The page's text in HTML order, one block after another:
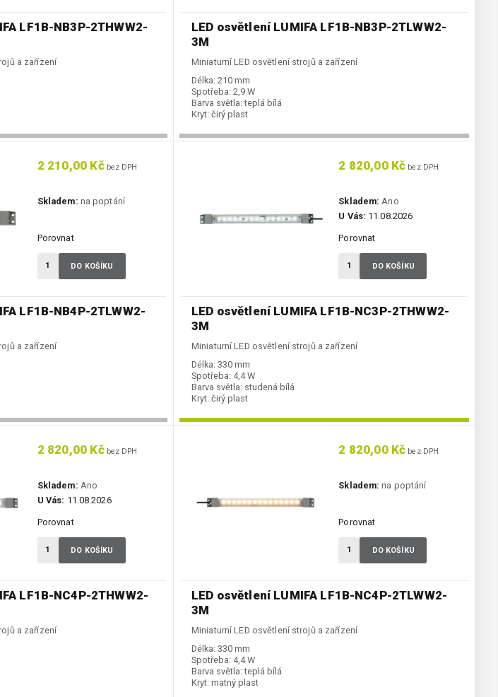
LF1B-NB3P-2THWW2-
a zařízení
LED osvětlení LUMIFA LF1B-NB3P-2TLWW2-
3M
Miniaturní LED osvětlení strojů a zařízení
Délka: 210 mm
Spotřeba: 2,9 W
Barva světla: teplá bílá
Kryt: čirý plast
LF1B-NB4P-2TLWW2-
a zařízení
2 210,00 Kčbez DPH
Skladem: na poptání
Porovnat
DO KOŠÍKU
LED osvětlení LUMIFA LF1B-NC3P-2THWW2-
3M
Miniaturní LED osvětlení strojů a zařízení
Délka: 330 mm
Spotřeba: 4,4 W
Barva světla: studená bílá
Kryt: čirý plast
2 820,00 Kč bez DPH
Skladem: Ano
U Vás: 11.08.2026
Porovnat
DO KOŠÍKU
LF1B-NC4P-2THWW2-
a zařízení
2 820,00 Kčbez DPH
Skladem: Ano
U Vás: 11.08.2026
Porovnat
DO KOŠÍKU
LED osvětlení LUMIFA LF1B-NC4P-2TLWW2-
3M
Miniaturní LED osvětlení strojů a zařízení
Délka: 330 mm
Spotřeba: 4,4 W
Barva světla: teplá bílá
Kryt: matný plast
2 820,00 Kč bez DPH
Skladem: na poptání
Porovnat
DO KOŠÍKU